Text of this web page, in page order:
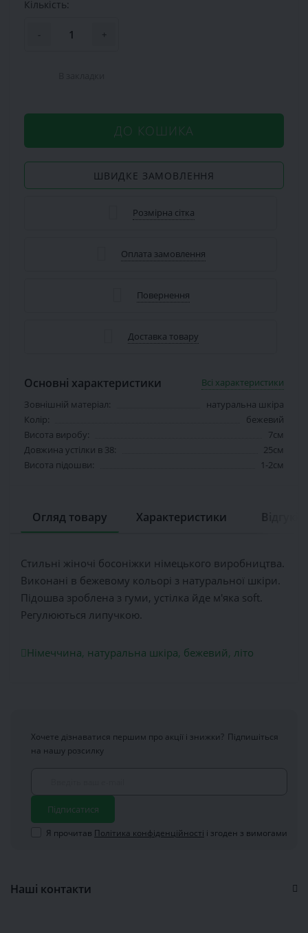
Кількість:
- +
ДО КОШИКА
ШВИДКЕ ЗАМОВЛЕННЯ
Розмірна сітка
Оплата замовлення
Повернення
Доставка товару
Основні характеристики
Всі характеристики
Зовнішній матеріал:
натуральна шкіра
Колір:
бежевий
Висота виробу:
7см
Довжина устілки в 38:
25см
Висота підошви:
1-2см
Огляд товару Характеристики
Стильні жіночі босоніжки німецького виробництва.
Виконані в бежевому кольорі з натуральної шкіри.
Підошва зроблена з гуми, устілка йде м'яка soft.
Регулюються липучкою.
Німеччина, натуральна шкіра, бежевий, літо
Хочете дізнаватися першим про акції і знижки? Підпишіться
на нашу розсилку
Підписатися
Я прочитав Політика конфіденційності і згоден з вимогами
Наші контакти